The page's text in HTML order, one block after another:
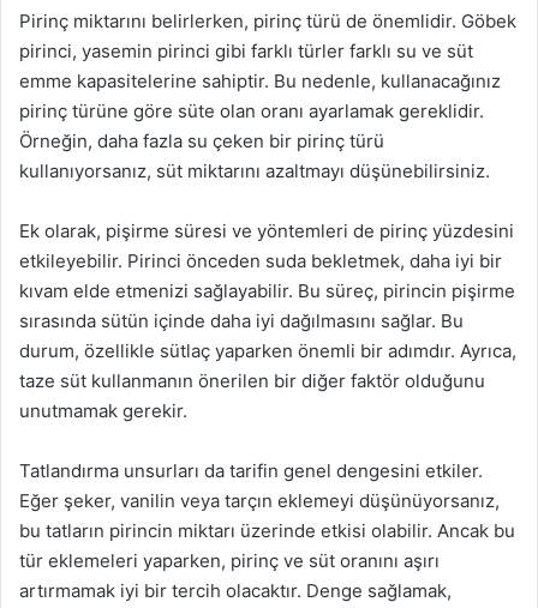
Pirinç miktarını belirlerken, pirinç türü de önemlidir. Göbek
pirinci, yasemin pirinci gibi farklı türler farklı su ve süt
emme kapasitelerine sahiptir. Bu nedenle, kullanacağınız
pirinç türüne göre süte olan oranı ayarlamak gereklidir.
Örneğin, daha fazla su çeken bir pirinç türü
kullanıyorsanız, süt miktarını azaltmayı düşünebilirsiniz.
Ek olarak, pişirme süresi ve yöntemleri de pirinç yüzdesini
etkileyebilir. Pirinci önceden suda bekletmek, daha iyi bir
kıvam elde etmenizi sağlayabilir. Bu süreç, pirincin pişirme
sırasında sütün içinde daha iyi dağılmasını sağlar. Bu
durum, özellikle sütlaç yaparken önemli bir adımdır. Ayrıca,
taze süt kullanmanın önerilen bir diğer faktör olduğunu
unutmamak gerekir.
Tatlandırma unsurları da tarifin genel dengesini etkiler.
Eğer şeker, vanilin veya tarçın eklemeyi düşünüyorsanız,
bu tatların pirincin miktarı üzerinde etkisi olabilir. Ancak bu
tür eklemeleri yaparken, pirinç ve süt oranını aşırı
artırmamak iyi bir tercih olacaktır. Denge sağlamak,